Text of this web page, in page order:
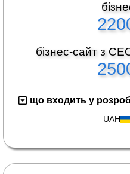
бізнес-сайт з
що входить у
UAH